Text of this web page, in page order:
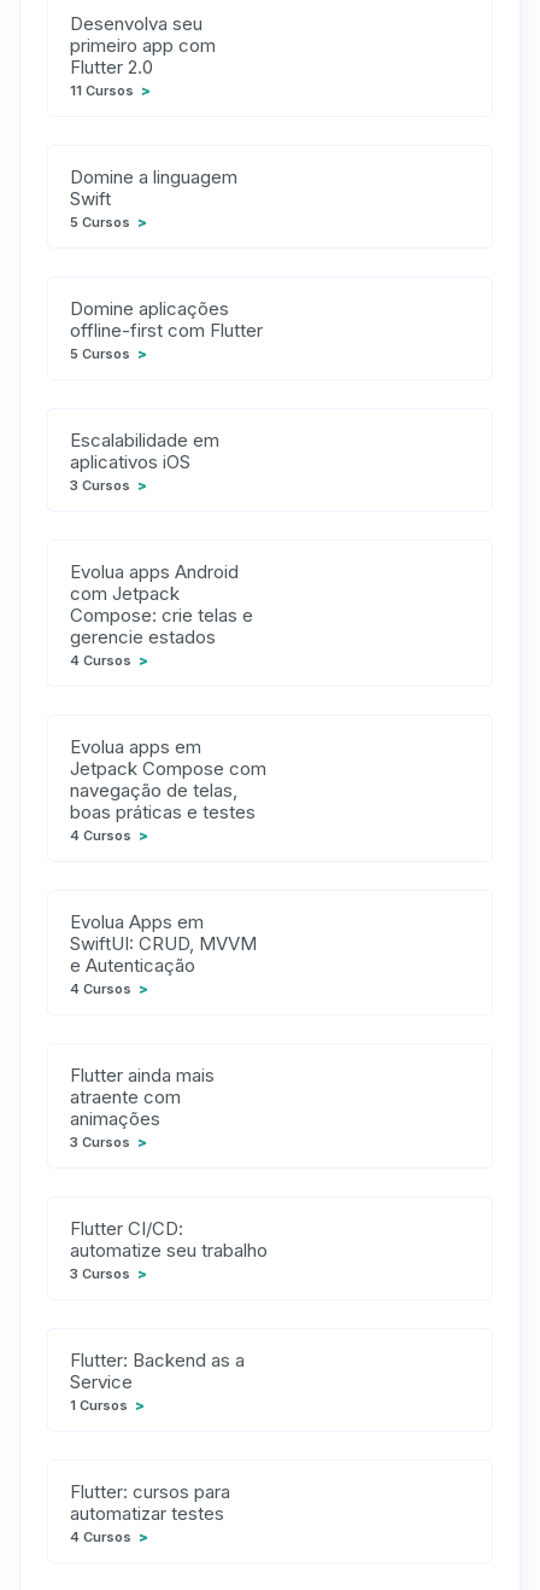
Desenvolva seu
primeiro app com
Flutter 2.0
11 Cursos >
Domine a linguagem
Swift
5 Cursos >
Domine aplicações
offline-first com Flutter
5 Cursos >
Escalabilidade em
aplicativos iOS
3 Cursos >
Evolua apps Android
com Jetpack
Compose: crie telas e
gerencie estados
4 Cursos >
Evolua apps em
Jetpack Compose com
navegação de telas,
boas práticas e testes
4 Cursos >
Evolua Apps em
SwiftUI: CRUD, MVVM
e Autenticação
4 Cursos >
Flutter ainda mais
atraente com
animações
3 Cursos >
Flutter CI/CD:
automatize seu trabalho
3 Cursos >
Flutter: Backend as a
Service
1 Cursos >
Flutter: cursos para
automatizar testes
4 Cursos >